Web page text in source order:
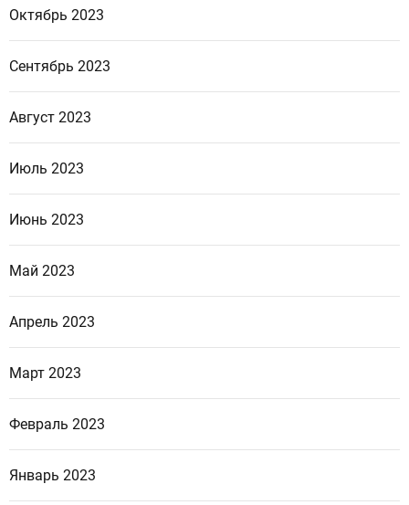
Октябрь 2023
Сентябрь 2023
Август 2023
Июль 2023
Июнь 2023
Май 2023
Апрель 2023
Март 2023
Февраль 2023
Январь 2023